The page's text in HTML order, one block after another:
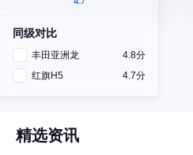
同级对比
丰田亚洲龙
4.8分
红旗H5
4.7分
精选资讯